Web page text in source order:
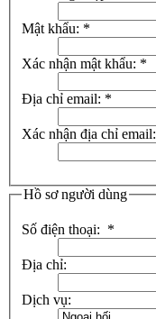
Mật khẩu: *
Xác nhận mật khẩu: *
Địa chỉ email: *
Xác nhận địa chỉ email:
Hồ sơ người dùng
Số điện thoại: *
Địa chỉ:
Dịch vụ: